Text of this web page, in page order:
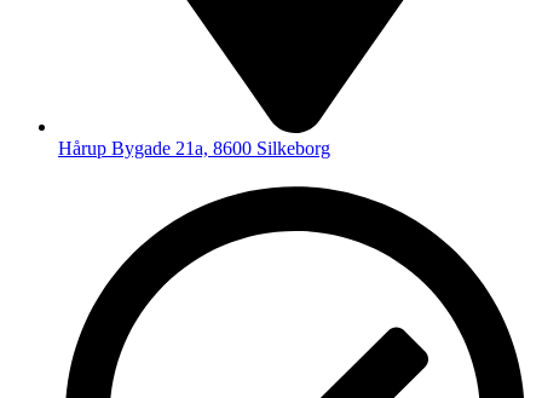
Hårup Bygade 21a, 8600 Silkeborg